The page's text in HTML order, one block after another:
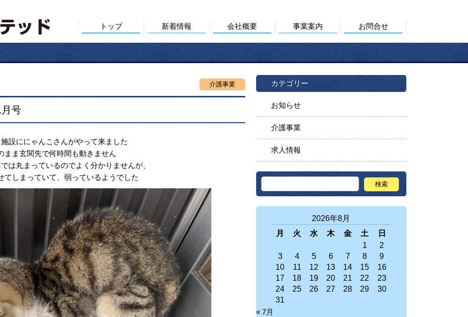
トップ 新着情報 会社概要 事業案内 お問合せ
介護事業
月号
設ににゃんこさんがやって来ました
まま玄関先で何時間も動きません
は丸まっているのでよく分かりませんが、
てしまっていて、弱っているようでした
カテゴリー
お知らせ
介護事業
求人情報
2026年8月
月
火 水 木 金 土
日
1
2
3
4 5 6 7 8
9
10
11 12 13 14 15
16
17
18 19 20 21 22
23
24
25 26 27 28 29
30
31
« 7月